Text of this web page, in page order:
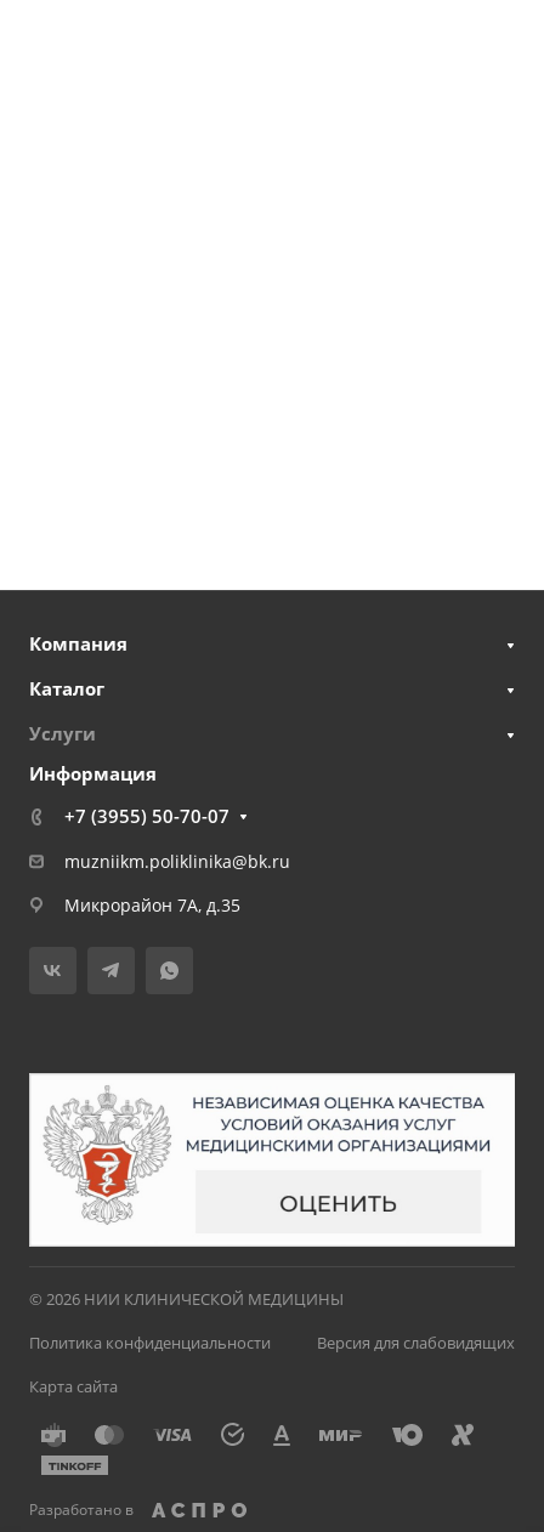
Компания
Каталог
Услуги
Информация
+7 (3955) 50-70-07
muzniikm.poliklinika@bk.ru
Микрорайон 7А, д.35
© 2026 НИИ КЛИНИЧЕСКОЙ МЕДИЦИНЫ
Политика конфиденциальности
Версия для слабовидящих
Карта сайта
Разработано в